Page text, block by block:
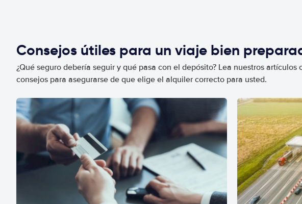
Consejos útiles para un viaje bien
¿Qué seguro debería seguir y qué pasa con el depósito? Lea nuestros
consejos para asegurarse de que elige el alquiler correcto para usted.